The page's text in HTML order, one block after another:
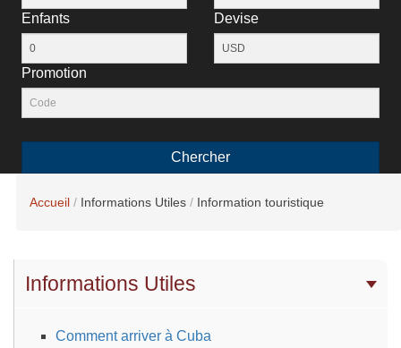
Enfants Devise
Рromotion
Chercher
Accueil Informations Utiles Information touristique
Informations Utiles
Comment arriver à Cuba